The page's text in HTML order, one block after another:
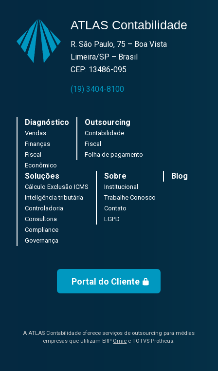
ATLAS Contabilidade
R. São Paulo, 75 – Boa Vista
Limeira/SP – Brasil
CEP: 13486-095
(19) 3404-8100
Diagnóstico
Vendas
Finanças
Fiscal
Econômico
Outsourcing
Contabilidade
Fiscal
Folha de pagamento
Soluções
Cálculo Exclusão ICMS
Inteligência tributária
Controladoria
Consultoria
Compliance
Governança
Sobre
Institucional
Trabalhe Conosco
Contato
LGPD
Blog
Portal do Cliente
A ATLAS Contabilidade oferece serviços de outsourcing para médias
empresas que utilizam ERP Omie e TOTVS Protheus.